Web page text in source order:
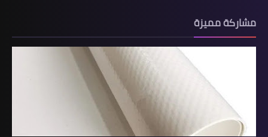
مشاركة مميزة